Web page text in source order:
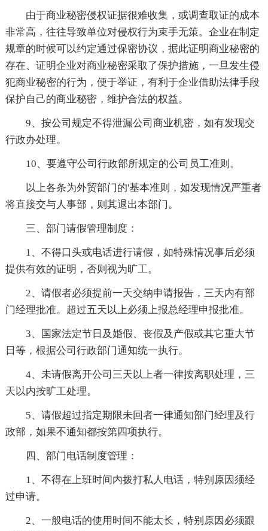
由于商业秘密侵权证据很难收集，或调查取证的成本
非常高，往往导致单位对侵权行为束手无策。企业在制定
规章的时候可以约定通过保密协议，据此证明商业秘密的
存在、证明企业对商业秘密采取了保护措施，一旦发生侵
犯商业秘密的行为，便于举证，有利于企业借助法律手段
保护自己的商业秘密，维护合法的权益。
9、按公司规定不得泄漏公司商业机密，如有发现交
行政办处理。
10、要遵守公司行政部所规定的公司员工准则。
以上各条为外贸部门的'基本准则，如发现情况严重者
将直接交与人事部，则其退出本部门。
三、部门请假管理制度：
1、不得口头或电话进行请假，如特殊情况事后必须
提供有效的证明，否则视为旷工。
2、请假者必须提前一天交纳申请报告，三天内有部
门经理批准。超过五天以上必须上报总经理申报批准。
3、国家法定节日及婚假、丧假及产假或其它重大节
日等，根据公司行政部门通知统一执行。
4、未请假离开公司三天以上者一律按离职处理，三
天以内按旷工处理。
5、请假超过指定期限未回者一律通知部门经理及行
政部，如果不通知都按第四项执行。
四、部门电话制度管理：
1、不得在上班时间内拨打私人电话，特别原因须经
过申请。
2、一般电话的使用时间不能太长，特别原因必须跟